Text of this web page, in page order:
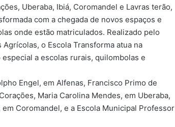
Uberaba, Ibiá, Coromandel e Lavras terão,
com a chegada de novos espaços e
onde estão matriculados. Realizado pelo
o Escola Transforma atua na
a escolas rurais, quilombolas e
Engel, em Alfenas, Francisco Primo de
Maria Carolina Mendes, em Uberaba,
Coromandel, e a Escola Municipal Professor